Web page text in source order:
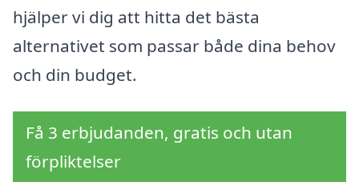
hjälper vi dig att hitta det bästa
alternativet som passar både dina behov
och din budget.
Få 3 erbjudanden, gratis och utan
förpliktelser